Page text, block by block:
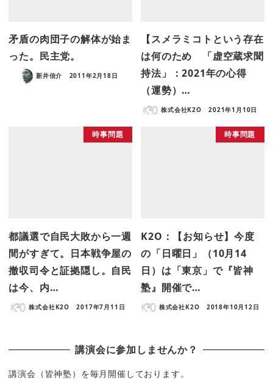
矛盾の肉団子の解体が始ま
った。民主党。
新井信介 2011年2月18日
【スメラミコトという存在
は何のため 「虚空蔵求聞
持法」：2021年の心得
（運勢）…
株式会社K2O 2021年1月10日
時事問題
都議選で自民大敗から一週
間がすぎて。日本戦争屋の
撤収司令と証拠隠し。自民
は今、内…
株式会社K2O 2017年7月11日
時事問題
K2O：【お知らせ】今度
の「日曜日」（10月14
日）は「東京」で『皆神
塾』開催で…
株式会社K2O 2018年10月12日
講演会に参加しませんか？
講演会（皆神塾）を毎月開催しております。